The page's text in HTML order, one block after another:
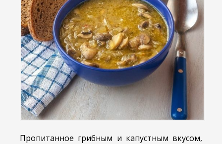
Пропитанное грибным и капустным вкусом,